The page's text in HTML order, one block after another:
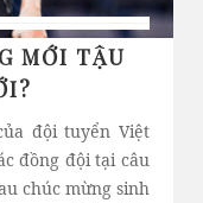
MỚI TẬU
đội tuyển Việt
đồng đội tại câu
chúc mừng sinh